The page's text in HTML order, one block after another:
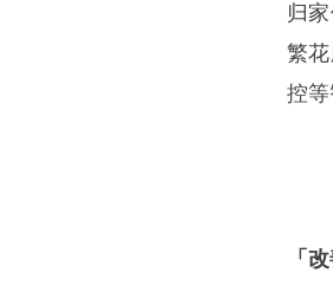
归
繁
控
「